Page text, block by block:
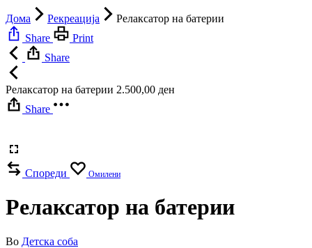
Дома Рекреација
Релаксатор на батерии
Share
Print
Share
Релаксатор на батерии 2.500,00 ден
Share
Спореди Омилени
Релаксатор на батерии
Во Детска соба